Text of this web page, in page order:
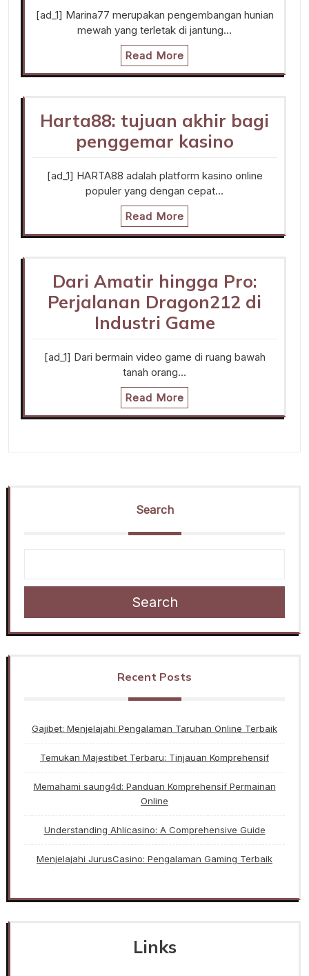
[ad_1] Marina77 merupakan pengembangan hunian
mewah yang terletak di jantung…
Read More
Harta88: tujuan akhir bagi
penggemar kasino
[ad_1] HARTA88 adalah platform kasino online
populer yang dengan cepat…
Read More
Dari Amatir hingga Pro:
Perjalanan Dragon212 di
Industri Game
[ad_1] Dari bermain video game di ruang bawah
tanah orang…
Read More
Search
Search
Recent Posts
Gajibet: Menjelajahi Pengalaman Taruhan Online Terbaik
Temukan Majestibet Terbaru: Tinjauan Komprehensif
Memahami saung4d: Panduan Komprehensif Permainan
Online
Understanding Ahlicasino: A Comprehensive Guide
Menjelajahi JurusCasino: Pengalaman Gaming Terbaik
Links